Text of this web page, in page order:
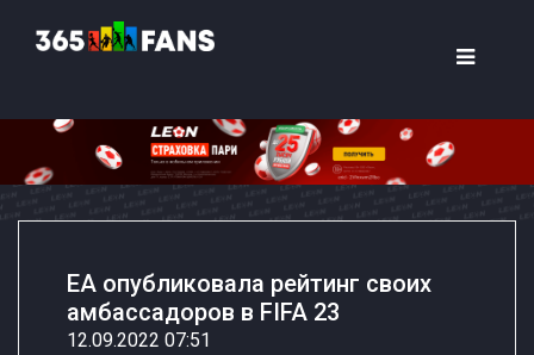
EA опубликовала рейтинг своих
амбассадоров в FIFA 23
12.09.2022 07:51